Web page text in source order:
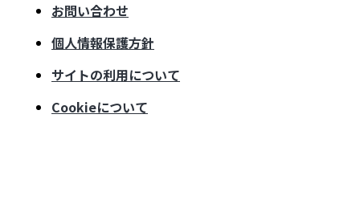
お問い合わせ
個人情報保護方針
サイトの利用について
Cookieについて